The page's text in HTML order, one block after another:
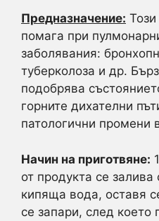
was:
7,67 €
/
15,00
Предназначение:
помага при
заболявания:
туберколоза и др.
подобрява
горните дихателни
патологични промени
Начин на приготвяне:
от продукта се
кипяща вода, оставя
се запари, след което